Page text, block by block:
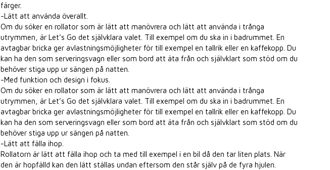
färger.
-Lätt att använda överallt.
Om du söker en rollator som är lätt att manövrera och lätt att använda i trånga
utrymmen, är Let’s Go det självklara valet. Till exempel om du ska in i badrummet. En
avtagbar bricka ger avlastningsmöjligheter för till exempel en tallrik eller en kaffekopp. Du
kan ha den som serveringsvagn eller som bord att äta från och självklart som stöd om du
behöver stiga upp ur sängen på natten.
-Med funktion och design i fokus.
Om du söker en rollator som är lätt att manövrera och lätt att använda i trånga
utrymmen, är Let’s Go det självklara valet. Till exempel om du ska in i badrummet. En
avtagbar bricka ger avlastningsmöjligheter för till exempel en tallrik eller en kaffekopp. Du
kan ha den som serveringsvagn eller som bord att äta från och självklart som stöd om du
behöver stiga upp ur sängen på natten.
-Lätt att fälla ihop.
Rollatorn är lätt att fälla ihop och ta med till exempel i en bil då den tar liten plats. När
den är hopfälld kan den lätt ställas undan eftersom den står själv på de fyra hjulen.